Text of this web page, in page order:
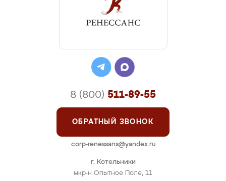
г. Котельники
мкр-н Опытное Поле, 11
8 (800) 511-89-55
ОБРАТНЫЙ ЗВОНОК
corp-renessans@yandex.ru